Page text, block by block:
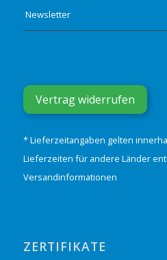
Newsletter
Vertrag widerrufen
* Lieferzeitangaben gelten
Lieferzeiten für andere Länder
Versandinformationen
ZERTIFIKATE